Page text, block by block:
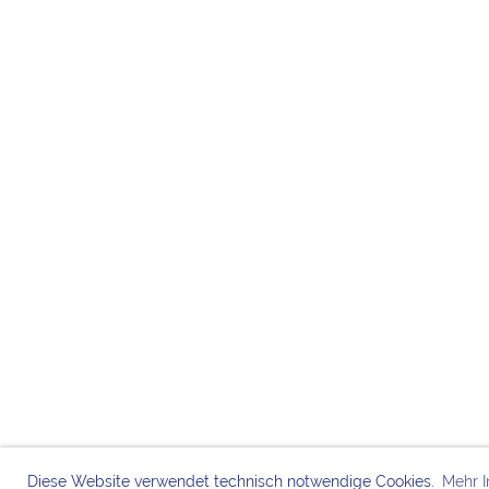
Diese Website verwendet technisch notwendige Cookies. Mehr